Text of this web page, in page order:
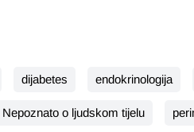
dijabetes endokrinologija
Nepoznato o ljudskom tijelu